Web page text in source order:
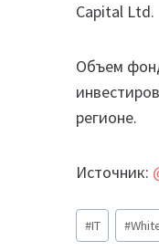
Capital Ltd.
Объем
регионе.
Источник:
Метки
записи:
#IT #